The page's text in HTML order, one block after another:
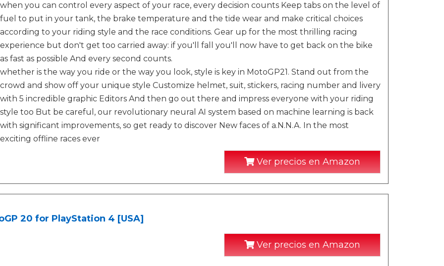
when you can control every aspect of your race, every decision counts Keep tabs on the level of
fuel to put in your tank, the brake temperature and the tide wear and make critical choices
according to your riding style and the race conditions. Gear up for the most thrilling racing
experience but don't get too carried away: if you'll fall you'll now have to get back on the bike
as fast as possible And every second counts.
whether is the way you ride or the way you look, style is key in MotoGP21. Stand out from the
crowd and show off your unique style Customize helmet, suit, stickers, racing number and livery
with 5 incredible graphic Editors And then go out there and impress everyone with your riding
style too But be careful, our revolutionary neural AI system based on machine learning is back
with significant improvements, so get ready to discover New faces of a.N.N.A. In the most
exciting offline races ever
Ver precios en Amazon
20 for PlayStation 4 [USA]
Ver precios en Amazon